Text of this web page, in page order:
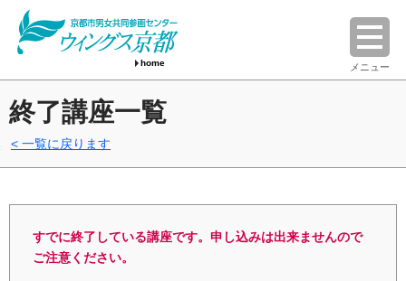
home メニュー
終了講座一覧
一覧に戻ります
すでに終了している講座です。申し込みは出来ませんので
ご注意ください。